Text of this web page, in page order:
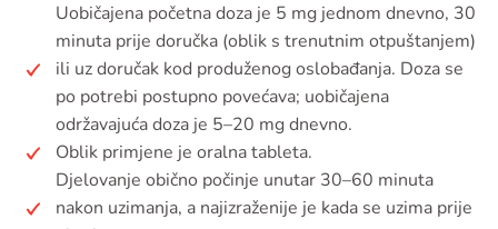
Uobičajena početna doza je 5 mg jednom dnevno, 30
minuta prije doručka (oblik s trenutnim otpuštanjem)
ili uz doručak kod produženog oslobađanja. Doza se
po potrebi postupno povećava; uobičajena
održavajuća doza je 5–20 mg dnevno.
Oblik primjene je oralna tableta.
Djelovanje obično počinje unutar 30–60 minuta
nakon uzimanja, a najizraženije je kada se uzima prije